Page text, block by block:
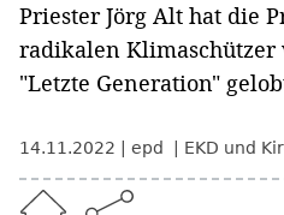
Priester Jörg Alt hat die
radikalen Klimaschützer
"Letzte Generation"
14.11.2022 epd EKD und